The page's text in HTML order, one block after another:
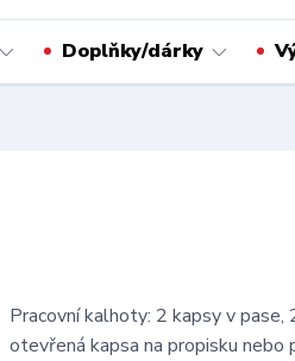
Doplňky/dárky
Pracovní kalhoty: 2 kapsy v pase,
otevřená kapsa na propisku nebo